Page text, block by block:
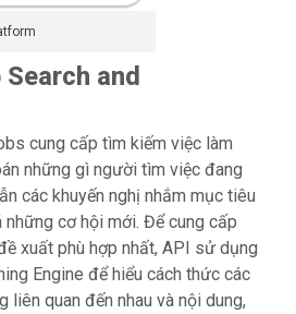
and
cung cấp tìm kiếm việc làm
những gì người tìm việc đang
các khuyến nghị nhắm mục tiêu
những cơ hội mới. Để cung cấp
xuất phù hợp nhất, API sử dụng
Engine để hiểu cách thức các
liên quan đến nhau và nội dung,